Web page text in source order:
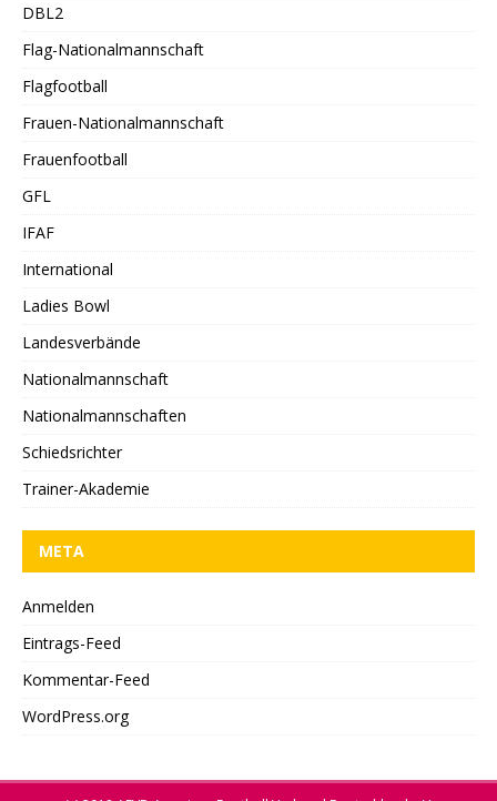
DBL2
Flag-Nationalmannschaft
Flagfootball
Frauen-Nationalmannschaft
Frauenfootball
GFL
IFAF
International
Ladies Bowl
Landesverbände
Nationalmannschaft
Nationalmannschaften
Schiedsrichter
Trainer-Akademie
META
Anmelden
Eintrags-Feed
Kommentar-Feed
WordPress.org